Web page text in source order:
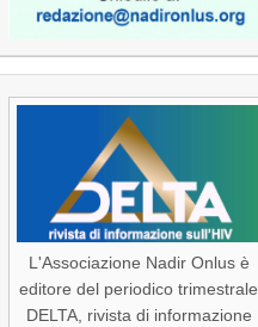
L'Associazione Nadir Onlus è
editore del periodico trimestrale
DELTA, rivista di informazione